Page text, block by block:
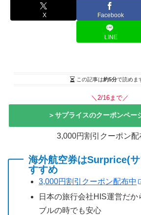
X Facebook
LINE
この記事は約5分で読めま
＼2/16まで／
＞サプライスのクーポンペー
3,000円割引クーポン配
海外航空券はSurprice(
すすめ
3,000円割引クーポン配布中
日本の旅行会社HIS運営だか
ブルの時でも安心